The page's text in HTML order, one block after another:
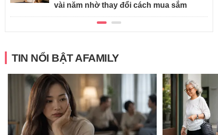
vài năm nhờ thay đổi cách mua sắm
TIN NỔI BẬT AFAMILY